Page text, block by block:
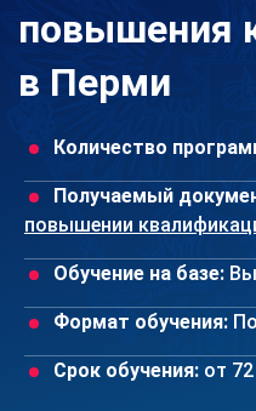
повышения
в Перми
Количество
Получаемый
повышении
Обучение на базе:
Формат обучения:
Срок обучения: от